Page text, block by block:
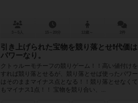
引き上げられた宝物を競り落とせ❗代価は
パワーなり。
クトゥルーモチーフの競りゲーム！！高い値付けを
すれば競り落とせるが、競り落とせば使ったパワー
はそのままマイナス点となる！！競り落とせなくて
もマイナス1点！！ 宝物を競り合い、...